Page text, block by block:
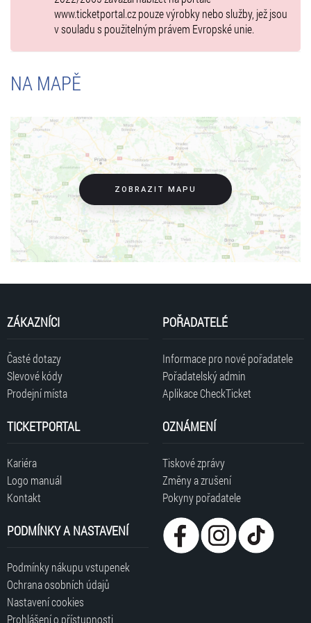
www.ticketportal.cz pouze výrobky nebo služby, jež jsou
v souladu s použitelným právem Evropské unie.
NA MAPĚ
ZOBRAZIT MAPU
ZÁKAZNÍCI
Časté dotazy
Slevové kódy
Prodejní místa
POŘADATELÉ
Informace pro nové pořadatele
Pořadatelský admin
Aplikace CheckTicket
TICKETPORTAL
Kariéra
Logo manuál
Kontakt
OZNÁMENÍ
Tiskové zprávy
Změny a zrušení
Pokyny pořadatele
PODMÍNKY A NASTAVENÍ
Podmínky nákupu vstupenek
Ochrana osobních údajů
Nastavení cookies
Prohlášení o přístupnosti